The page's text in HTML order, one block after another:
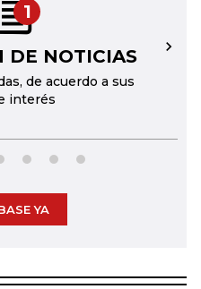
1
DE NOTICIAS
de acuerdo a sus
interés
→
YA